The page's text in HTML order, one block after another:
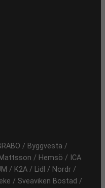
/ Byggvesta /
/ Hemsö / ICA
/ K2A / Lidl / Nordr /
/ Sveaviken Bostad /